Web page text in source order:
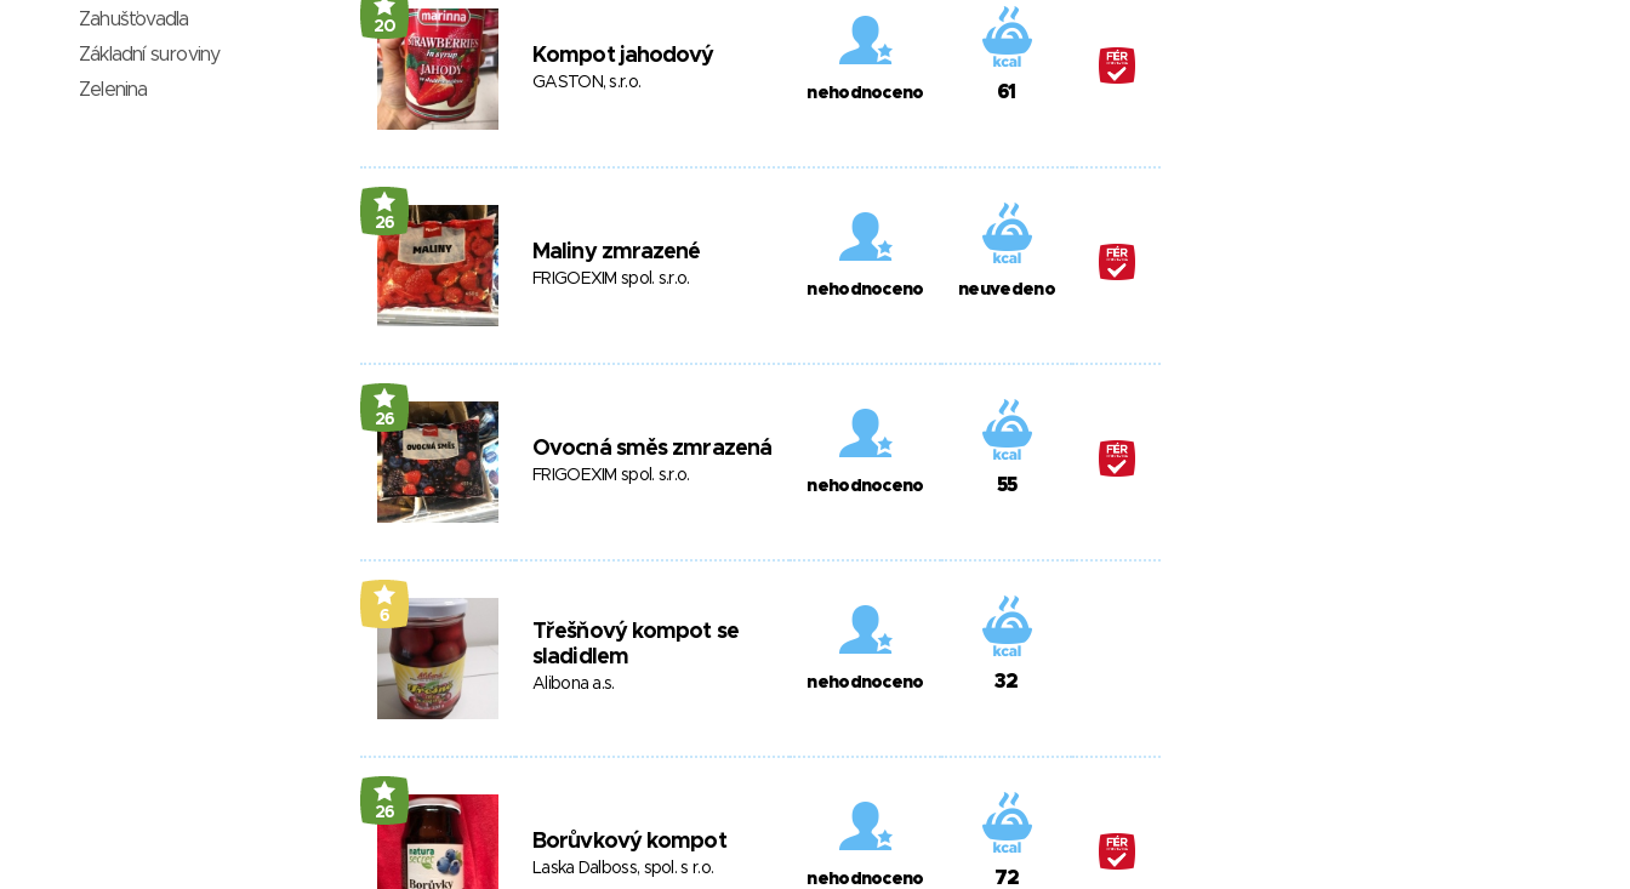
20
Kompot jahodový
GASTON, s.r.o.
nehodnoceno 61
26
Maliny zmrazené
FRIGOEXIM spol. s.r.o.
nehodnoceno neuvedeno
26
Ovocná směs zmrazená
FRIGOEXIM spol. s.r.o.
nehodnoceno 55
6
Třešňový kompot se
sladidlem
Alibona a.s. nehodnoceno 32
26
Borůvkový kompot
Laska Dalboss, spol. s r.o.
nehodnoceno 72
Zahušťovadla
Základní suroviny
Zelenina